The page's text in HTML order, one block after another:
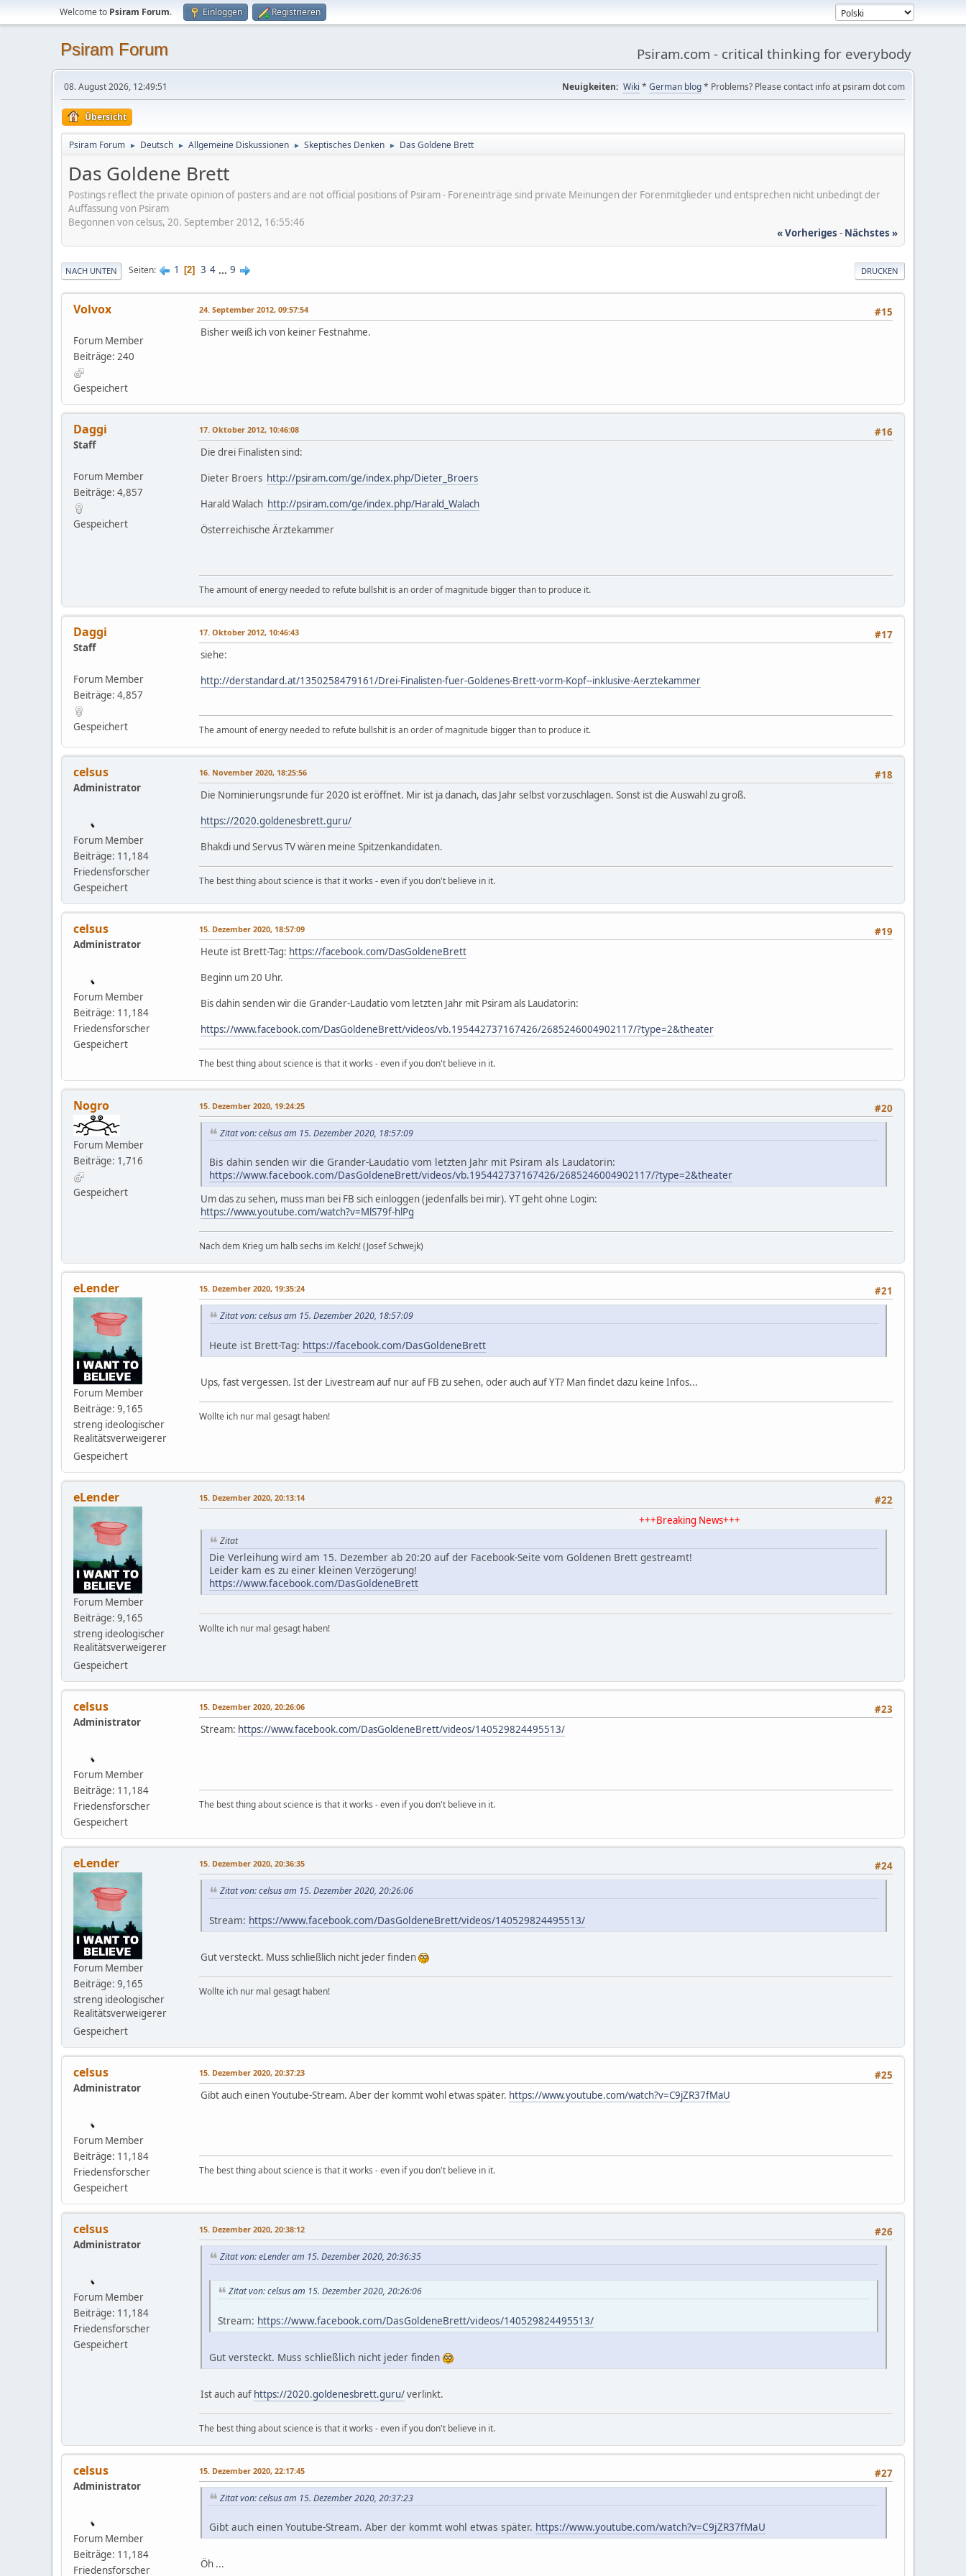
Welcome to Psiram Forum. Einloggen Registrieren
Psiram Forum Psiram.com - critical thinking for everybody
08. August 2026, 12:49:51 Neuigkeiten: Wiki * German blog* Problems? Please contact info at psiram dot com
Übersicht
Psiram Forum ► Deutsch ► Allgemeine Diskussionen ► Skeptisches Denken ► Das Goldene Brett
Das Goldene Brett
Postings reflect the private opinion of posters and are not official positions of Psiram - Foreneinträge sind private Meinungen der Forenmitglieder und entsprechen nicht unbedingt der
Auffassung von Psiram
Begonnen von celsus, 20. September 2012, 16:55:46
« Vorheriges - Nächstes »
DRUCKEN
NACH UNTEN Seiten 1 2 3 4 ... 9
Volvox
Forum Member
Beiträge: 240
Gespeichert
#15
24. September 2012, 09:57:54
Bisher weiß ich von keiner Festnahme.
Daggi
Staff
Forum Member
Beiträge: 4,857
Gespeichert
#16
17. Oktober 2012, 10:46:08
Die drei Finalisten sind:
Dieter Broers http://psiram.com/ge/index.php/Dieter_Broers
Harald Walach http://psiram.com/ge/index.php/Harald_Walach
Österreichische Ärztekammer
The amount of energy needed to refute bullshit is an order of magnitude bigger than to produce it.
Daggi
Staff
Forum Member
Beiträge: 4,857
Gespeichert
#17
17. Oktober 2012, 10:46:43
siehe:
http://derstandard.at/1350258479161/Drei-Finalisten-fuer-Goldenes-Brett-vorm-Kopf--inklusive-Aerztekammer
The amount of energy needed to refute bullshit is an order of magnitude bigger than to produce it.
celsus
Administrator
Forum Member
Beiträge: 11,184
Friedensforscher
Gespeichert
#18
16. November 2020, 18:25:56
Die Nominierungsrunde für 2020 ist eröffnet. Mir ist ja danach, das Jahr selbst vorzuschlagen. Sonst ist die Auswahl zu groß.
https://2020.goldenesbrett.guru/
Bhakdi und Servus TV wären meine Spitzenkandidaten.
The best thing about science is that it works - even if you don't believe in it.
celsus
Administrator
Forum Member
Beiträge: 11,184
Friedensforscher
Gespeichert
#19
15. Dezember 2020, 18:57:09
Heute ist Brett-Tag: https://facebook.com/DasGoldeneBrett
Beginn um 20 Uhr.
Bis dahin senden wir die Grander-Laudatio vom letzten Jahr mit Psiram als Laudatorin:
https://www.facebook.com/DasGoldeneBrett/videos/vb.195442737167426/2685246004902117/?type=2&theater
The best thing about science is that it works - even if you don't believe in it.
Nogro
Forum Member
Beiträge: 1,716
Gespeichert
#20
15. Dezember 2020, 19:24:25
Zitat von: celsus am 15. Dezember 2020, 18:57:09
Bis dahin senden wir die Grander-Laudatio vom letzten Jahr mit Psiram als Laudatorin:
https://www.facebook.com/DasGoldeneBrett/videos/vb.195442737167426/2685246004902117/?type=2&theater
Um das zu sehen, muss man bei FB sich einloggen (jedenfalls bei mir). YT geht ohne Login:
https://www.youtube.com/watch?v=MlS79f-hlPg
Nach dem Krieg um halb sechs im Kelch! (Josef Schwejk)
eLender
Forum Member
Beiträge: 9,165
streng ideologischer
Realitätsverweigerer
Gespeichert
#21
15. Dezember 2020, 19:35:24
Zitat von: celsus am 15. Dezember 2020, 18:57:09
Heute ist Brett-Tag: https://facebook.com/DasGoldeneBrett
Ups, fast vergessen. Ist der Livestream auf nur auf FB zu sehen, oder auch auf YT? Man findet dazu keine Infos...
Wollte ich nur mal gesagt haben!
eLender
Forum Member
Beiträge: 9,165
streng ideologischer
Realitätsverweigerer
Gespeichert
#22
15. Dezember 2020, 20:13:14
+++Breaking News+++
Zitat
Die Verleihung wird am 15. Dezember ab 20:20 auf der Facebook-Seite vom Goldenen Brett gestreamt!
Leider kam es zu einer kleinen Verzögerung!
https://www.facebook.com/DasGoldeneBrett
Wollte ich nur mal gesagt haben!
celsus
Administrator
Forum Member
Beiträge: 11,184
Friedensforscher
Gespeichert
#23
15. Dezember 2020, 20:26:06
Stream: https://www.facebook.com/DasGoldeneBrett/videos/140529824495513/
The best thing about science is that it works - even if you don't believe in it.
eLender
Forum Member
Beiträge: 9,165
streng ideologischer
Realitätsverweigerer
Gespeichert
#24
15. Dezember 2020, 20:36:35
Zitat von: celsus am 15. Dezember 2020, 20:26:06
Stream: https://www.facebook.com/DasGoldeneBrett/videos/140529824495513/
Gut versteckt. Muss schließlich nicht jeder finden
Wollte ich nur mal gesagt haben!
celsus
Administrator
Forum Member
Beiträge: 11,184
Friedensforscher
Gespeichert
#25
15. Dezember 2020, 20:37:23
Gibt auch einen Youtube-Stream. Aber der kommt wohl etwas später. https://www.youtube.com/watch?v=C9jZR37fMaU
The best thing about science is that it works - even if you don't believe in it.
celsus
Administrator
Forum Member
Beiträge: 11,184
Friedensforscher
Gespeichert
#26
15. Dezember 2020, 20:38:12
Zitat von: eLender am 15. Dezember 2020, 20:36:35
Zitat von: celsus am 15. Dezember 2020, 20:26:06
Stream: https://www.facebook.com/DasGoldeneBrett/videos/140529824495513/
Gut versteckt. Muss schließlich nicht jeder finden
Ist auch auf https://2020.goldenesbrett.guru/verlinkt.
The best thing about science is that it works - even if you don't believe in it.
celsus
Administrator
Forum Member
Beiträge: 11,184
Friedensforscher
#27
15. Dezember 2020, 22:17:45
Zitat von: celsus am 15. Dezember 2020, 20:37:23
Gibt auch einen Youtube-Stream. Aber der kommt wohl etwas später. https://www.youtube.com/watch?v=C9jZR37fMaU
Öh ...